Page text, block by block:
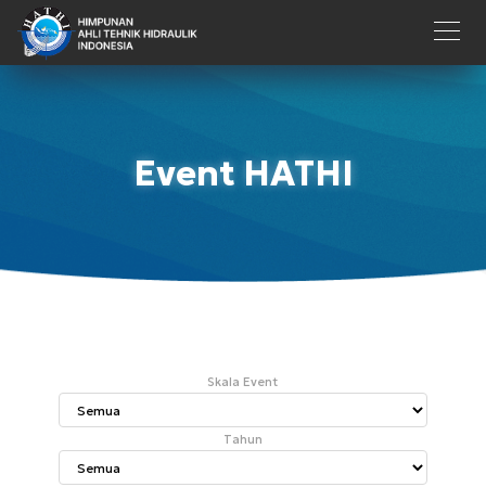
Event HATHI
Skala Event
Tahun